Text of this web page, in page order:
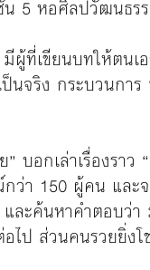
5 หอศิลปวัฒนธร
ที่เขียนบทให้ตน
จริง กระบวนกา
บอกเล่าเรื่องรา
150 ผู้คน และจ
ละค้นหาคำตอบว่
ป ส่วนคนรวยยิ่งโ